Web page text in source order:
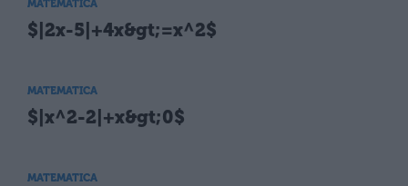
MATEMATICA
$|2x-5|+4x&gt;=x^2$
MATEMATICA
$|x^2-2|+x&gt;0$
MATEMATICA